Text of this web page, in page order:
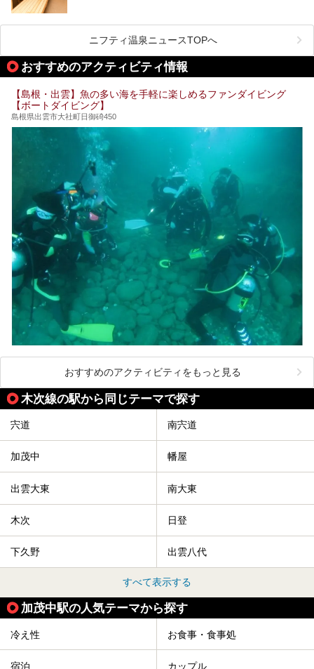
しかしサウナは一口にサウナと言っても、ドライサウナ、ス
チームサウナ、塩サウナなどが存在し、施設によって様々な
今回はそんな今話題のサウナが楽しめる、島根県内にあるオ
ススメ温泉・銭湯・スパを10件まとめてご紹介します。
ニフティ温泉ニュースTOPへ
おすすめのアクティビティ情報
【島根・出雲】魚の多い海を手軽に楽しめるファンダイビング
【ボートダイビング】
島根県出雲市大社町日御碕450
おすすめのアクティビティをもっと見る
木次線の駅から同じテーマで探す
宍道 南宍道
加茂中 幡屋
出雲大東 南大東
木次 日登
下久野 出雲八代
すべて表示する
加茂中駅の人気テーマから探す
冷え性 お食事・食事処
宿泊 カップル